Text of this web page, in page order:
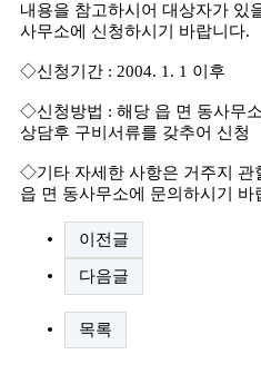
내용을 참고하시어 대상자가 있
사무소에 신청하시기 바랍니다.
◇신청기간 : 2004. 1. 1 이후
◇신청방법 : 해당 읍 면 동사무
상담후 구비서류를 갖추어 신청
◇기타 자세한 사항은 거주지 관
읍 면 동사무소에 문의하시기 바
이전글
다음글
목록